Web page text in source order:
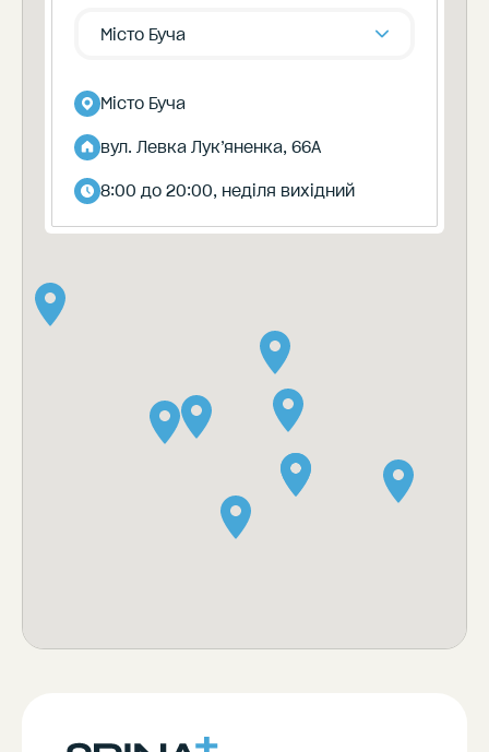
Місто Буча
Місто Буча
вул. Левка Лук’яненка, 66А
8:00 до 20:00, неділя вихідний